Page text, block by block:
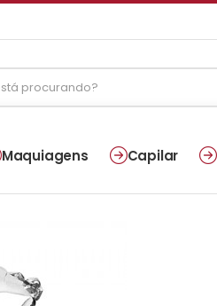
Maquiagens Capilar